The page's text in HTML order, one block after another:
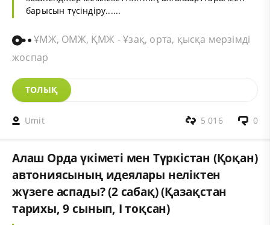
барысын түсіндіру......
ҰМЖ, ОМЖ, ҚМЖ - Ұзақ, орта, қысқа мерзімді
жоспар
ТОЛЫҚ
Umit 0
5 016
Алаш Орда үкіметі мен Түркістан (Қоқан)
автониясының идеялары неліктен
жүзеге аспады? (2 сабақ) (Қазақстан
тарихы, 9 сынып, І тоқсан)